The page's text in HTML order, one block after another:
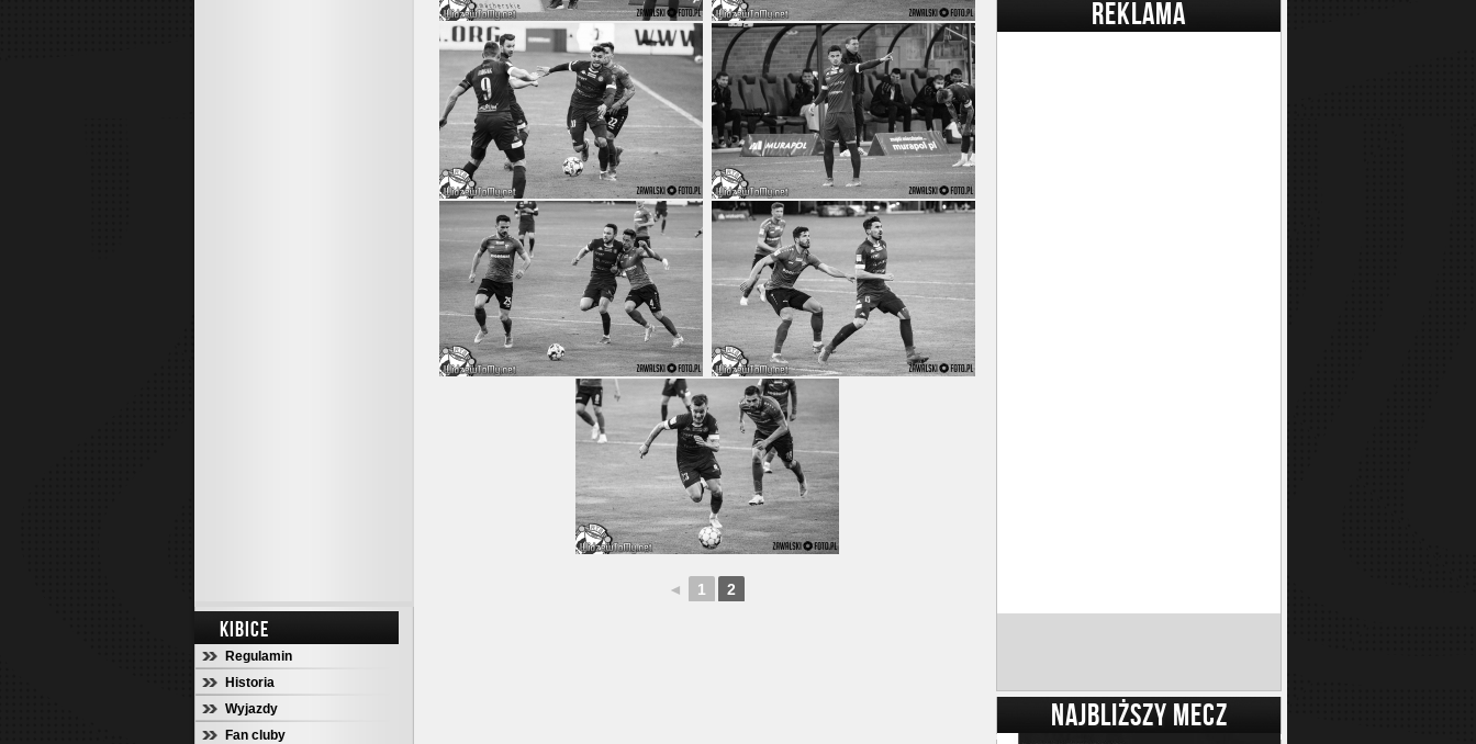
KIBICE
Regulamin
Historia
Wyjazdy
Fan cluby
◄ 1 2
REKLAMA
NAJBLIŻSZY MECZ